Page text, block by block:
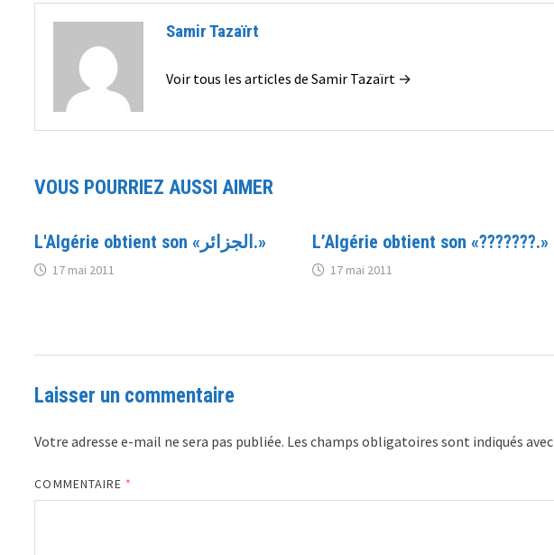
Samir Tazaïrt
Voir tous les articles de Samir Tazaïrt →
VOUS POURRIEZ AUSSI AIMER
L'Algérie obtient son «الجزائر.»
17 mai 2011
L’Algérie obtient son «???????.»
17 mai 2011
Laisser un commentaire
Votre adresse e-mail ne sera pas publiée. Les champs obligatoires sont indiqués avec
COMMENTAIRE *